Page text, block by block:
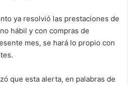
ya resolvió las prestaciones de
hábil y con compras de
mes, se hará lo propio con
que esta alerta, en palabras de